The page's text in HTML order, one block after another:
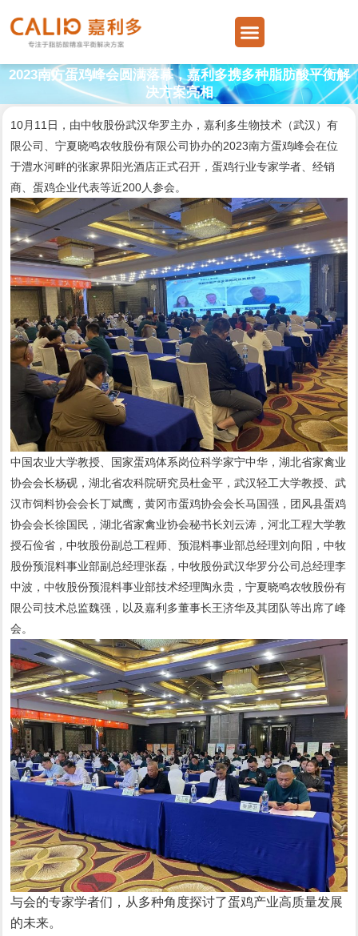
至
容
Menu
2023南方蛋鸡峰会圆满落幕，嘉利多携多种脂肪酸平衡解
决方案亮相
10月11日，由中牧股份武汉华罗主办，嘉利多生物技术（武汉）有
限公司、宁夏晓鸣农牧股份有限公司协办的2023南方蛋鸡峰会在位
于澧水河畔的张家界阳光酒店正式召开，蛋鸡行业专家学者、经销
商、蛋鸡企业代表等近200人参会。
中国农业大学教授、国家蛋鸡体系岗位科学家宁中华，湖北省家禽业
协会会长杨砚，湖北省农科院研究员杜金平，武汉轻工大学教授、武
汉市饲料协会会长丁斌鹰，黄冈市蛋鸡协会会长马国强，团风县蛋鸡
协会会长徐国民，湖北省家禽业协会秘书长刘云涛，河北工程大学教
授石俭省，中牧股份副总工程师、预混料事业部总经理刘向阳，中牧
股份预混料事业部副总经理张磊，中牧股份武汉华罗分公司总经理李
中波，中牧股份预混料事业部技术经理陶永贵，宁夏晓鸣农牧股份有
限公司技术总监魏强，以及嘉利多董事长王济华及其团队等出席了峰
会。
与会的专家学者们，从多种角度探讨了蛋鸡产业高质量发展
的未来。